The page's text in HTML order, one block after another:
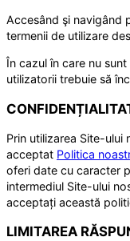
Accesând şi navigând
termenii de utilizare
În cazul în care nu
utilizatorii trebuie să
Prin utilizarea Site-ului
acceptat Politica
oferi date cu caracter
intermediul Site-ului
acceptați această
LIMITAREA